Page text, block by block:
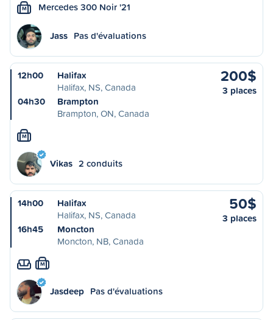
M Mercedes 300 Noir '21
Jass Pas d'évaluations
12h00
Halifax
Halifax, NS, Canada
04h30
Brampton
Brampton, ON, Canada
200$
3 places
M
Vikas 2 conduits
14h00
Halifax
Halifax, NS, Canada
16h45
Moncton
Moncton, NB, Canada
50$
3 places
M
Jasdeep Pas d'évaluations